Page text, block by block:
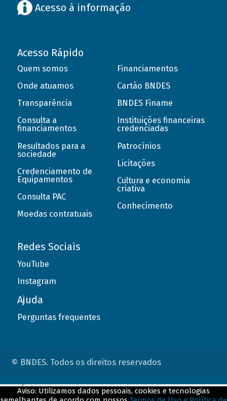
Acesso à informação
Acesso Rápido
Quem somos
Onde atuamos
Transparência
Consulta a
financiamentos
Resultados para a
sociedade
Credenciamento de
Equipamentos
Consulta PAC
Moedas contratuais
Financiamentos
Cartão BNDES
BNDES Finame
Instituições financeiras
credenciadas
Patrocínios
Licitações
Cultura e economia
criativa
Conhecimento
Redes Sociais
YouTube
Instagram
Ajuda
Perguntas frequentes
© BNDES. Todos os direitos reservados
Aviso: Utilizamos dados pessoais, cookies e tecnologias
ConteÃºdo complementar